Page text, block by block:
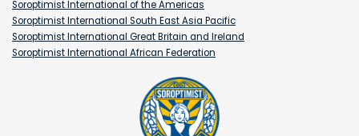
Soroptimist International of the Americas
Soroptimist International South East Asia Pacific
Soroptimist International Great Britain and Ireland
Soroptimist International African Federation